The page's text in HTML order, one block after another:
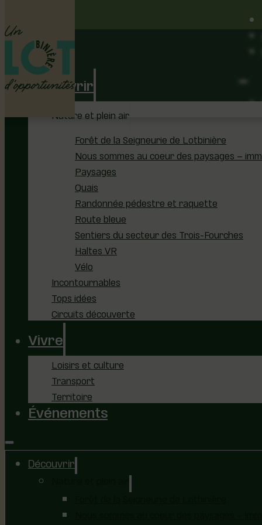
Découvrir
Nature et plein air
Forêt de la Seigneurie de Lotbinière
Nous sommes au coeur des paysages –
Paysages
Quais
Randonnée pédestre et raquette
Route bleue
Sentiers du secteur des Trois-Fourches
Haltes VR
Vélo
Incontournables
Tops idées
Circuits découverte
Vivre
Loisirs et culture
Transport
Territoire
Événements
Découvrir